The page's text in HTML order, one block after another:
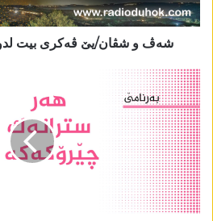
شەڤ و شڤان/یێ ڤەکری بیت لدور